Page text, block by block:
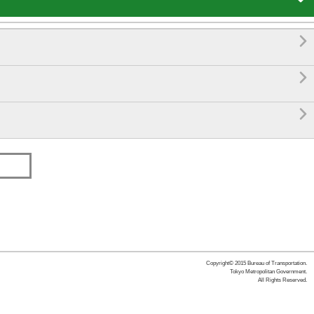



Copyright© 2015 Bureau of Transportation.
Tokyo Metropolitan Government.
All Rights Reserved.